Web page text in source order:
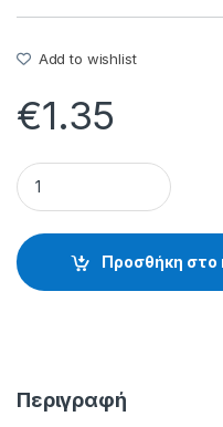
Add to wishlist
€1.35
ΣΥΡΜΑΤΙΝΗ ΑΡΜΑΤΩΣΙΑ
Προσθήκη στο
Περιγραφή